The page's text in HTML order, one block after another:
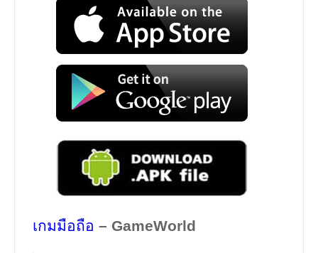
เกมมือถือ – GameWorld